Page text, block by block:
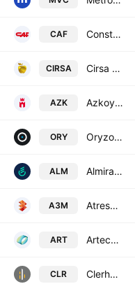
CAF Construcciones y Auxiliar de Ferrocarriles, S.A.
CIRSA Cirsa Enterprises, S.A.U.
AZK Azkoyen, S.A.
ORY Oryzon Genomics SA
ALM Almirall SA
A3M Atresmedia Corporacion de Medios de Comunicacion SA
ART Arteche Lantegi Elkartea SA
CLR Clerhp Estructuras SA